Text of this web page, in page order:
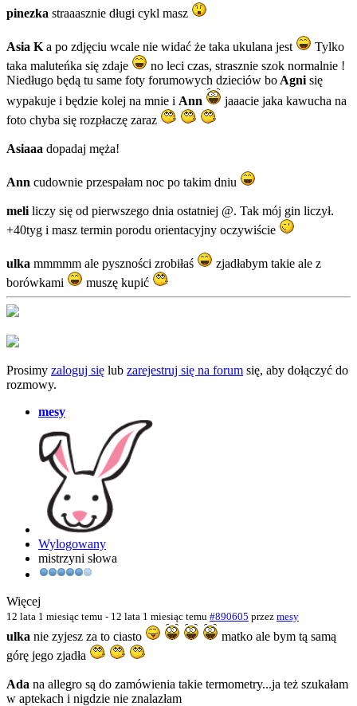
pinezka straaasznie długi cykl masz
Asia K a po zdjęciu wcale nie widać że taka ukulana jest
Tylko
taka maluteńka się zdaje
no leci czas, strasznie szok normalnie !
Niedługo będą tu same foty forumowych dzieciów bo Agni się
wypakuje i będzie kolej na mnie i Ann
jaaacie jaka kawucha na
foto chyba się rozpłaczę zaraz
Asiaaa dopadaj męża!
Ann cudownie przespałam noc po takim dniu
meli liczy się od pierwszego dnia ostatniej @. Tak mój gin liczył.
+40tyg i masz termin porodu orientacyjny oczywiście
ulka mmmmm ale pyszności zrobiłaś
zjadłabym takie ale z
borówkami
muszę kupić
Prosimy zaloguj się lub zarejestruj się na forum się, aby dołączyć do
rozmowy.
mesy
Wylogowany
mistrzyni słowa
Więcej
12 lata 1 miesiąc temu - 12 lata 1 miesiąc temu #890605 przez mesy
ulka nie zyjesz za to ciasto
matko ale bym tą samą
górę jego zjadła
Ada na allegro są do zamówienia takie termometry...ja też szukałam
w aptekach i nigdzie nie znalazłam